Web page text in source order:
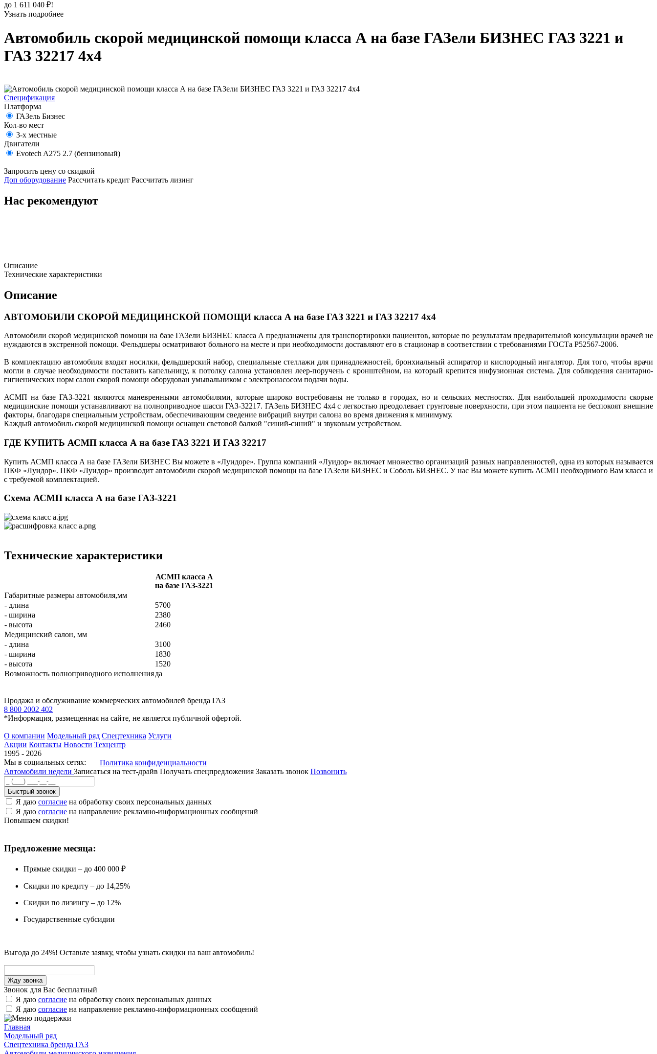
до 1 611 040 ₽!
Узнать подробнее
Автомобиль скорой медицинской помощи класса А на базе ГАЗели БИЗНЕС ГАЗ 3221 и
ГАЗ 32217 4х4
Спецификация
Платформа
ГАЗель Бизнес
Кол-во мест
3-х местные
Двигатели
Evotech A275 2.7 (бензиновый)
Запросить цену со скидкой
Доп оборудование Рассчитать кредит Рассчитать лизинг
Нас рекомендуют
Описание
Технические характеристики
Описание
АВТОМОБИЛИ СКОРОЙ МЕДИЦИНСКОЙ ПОМОЩИ класса А на базе ГАЗ 3221 и ГАЗ 32217 4х4
Автомобили скорой медицинской помощи на базе ГАЗели БИЗНЕС класса А предназначены для транспортировки пациентов, которые по результатам предварительной консультации врачей не
нуждаются в экстренной помощи. Фельдшеры осматривают больного на месте и при необходимости доставляют его в стационар в соответствии с требованиями ГОСТа Р52567-2006.
В комплектацию автомобиля входят носилки, фельдшерский набор, специальные стеллажи для принадлежностей, бронхиальный аспиратор и кислородный ингалятор. Для того, чтобы врачи
могли в случае необходимости поставить капельницу, к потолку салона установлен леер-поручень с кронштейном, на который крепится инфузионная система. Для соблюдения санитарно-
гигиенических норм салон скорой помощи оборудован умывальником с электронасосом подачи воды.
АСМП на базе ГАЗ-3221 являются маневренными автомобилями, которые широко востребованы не только в городах, но и сельских местностях. Для наибольшей проходимости скорые
медицинские помощи устанавливают на полноприводное шасси ГАЗ-32217. ГАЗель БИЗНЕС 4х4 с легкостью преодолевает грунтовые поверхности, при этом пациента не беспокоят внешние
факторы, благодаря специальным устройствам, обеспечивающим сведение вибраций внутри салона во время движения к минимуму.
Каждый автомобиль скорой медицинской помощи оснащен световой балкой "синий-синий" и звуковым устройством.
ГДЕ КУПИТЬ АСМП класса А на базе ГАЗ 3221 И ГАЗ 32217
Купить АСМП класса А на базе ГАЗели БИЗНЕС Вы можете в «Луидоре». Группа компаний «Луидор» включает множество организаций разных направленностей, одна из которых называется
ПКФ «Луидор». ПКФ «Луидор» производит автомобили скорой медицинской помощи на базе ГАЗели БИЗНЕС и Соболь БИЗНЕС. У нас Вы можете купить АСМП необходимого Вам класса и
с требуемой комплектацией.
Схема АСМП класса А на базе ГАЗ-3221
Технические характеристики
АСМП класса А
на базе ГАЗ-3221
Габаритные размеры автомобиля,мм
- длина
5700
- ширина
2380
- высота
2460
Медицинский салон, мм
- длина
3100
- ширина
1830
- высота
1520
Возможность полноприводного исполненияда
Продажа и обслуживание коммерческих автомобилей бренда ГАЗ
8 800 2002 402
*Информация, размещенная на сайте, не является публичной офертой.
О компании Модельный ряд Спецтехника Услуги
Акции Контакты Новости Техцентр
1995 - 2026
Мы в социальных сетях:
Политика конфиденциальности
Автомобили недели Записаться на тест-драйв Получать спецпредложения Заказать звонок Позвонить
Быстрый звонок
Я даю согласие на обработку своих персональных данных
Я даю согласие на направление рекламно-информационных сообщений
Повышаем скидки!
Предложение месяца:
Прямые скидки – до 400 000 ₽
Скидки по кредиту – до 14,25%
Скидки по лизингу – до 12%
Государственные субсидии
Выгода до 24%! Оставьте заявку, чтобы узнать скидки на ваш автомобиль!
Звонок для Вас бесплатный
Я даю согласие на обработку своих персональных данных
Я даю согласие на направление рекламно-информационных сообщений
Главная
Модельный ряд
Спецтехника бренда ГАЗ